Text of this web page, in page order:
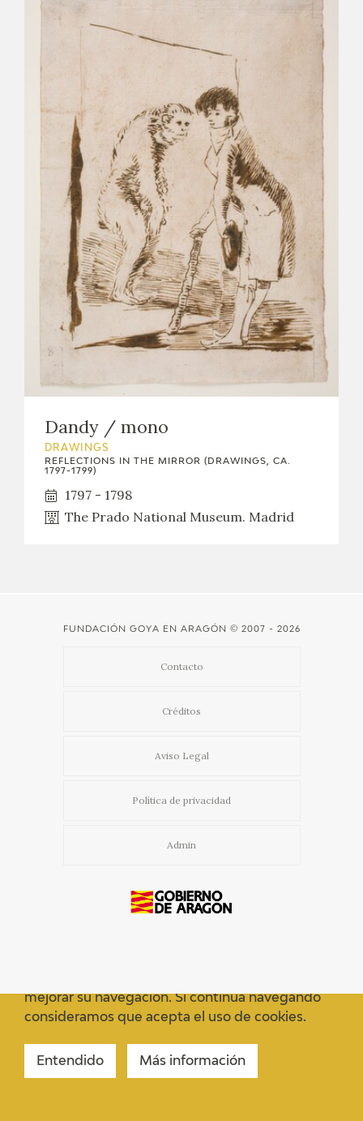
Dandy / mono
DRAWINGS
REFLECTIONS IN THE MIRROR (DRAWINGS, CA.
1797-1799)
1797 - 1798
The Prado National Museum. Madrid
FUNDACIÓN GOYA EN ARAGÓN © 2007 - 2026
Contacto
Créditos
Aviso Legal
Política de privacidad
Admin
mejorar su navegación. Si continua navegando
consideramos que acepta el uso de cookies.
Entendido Más información